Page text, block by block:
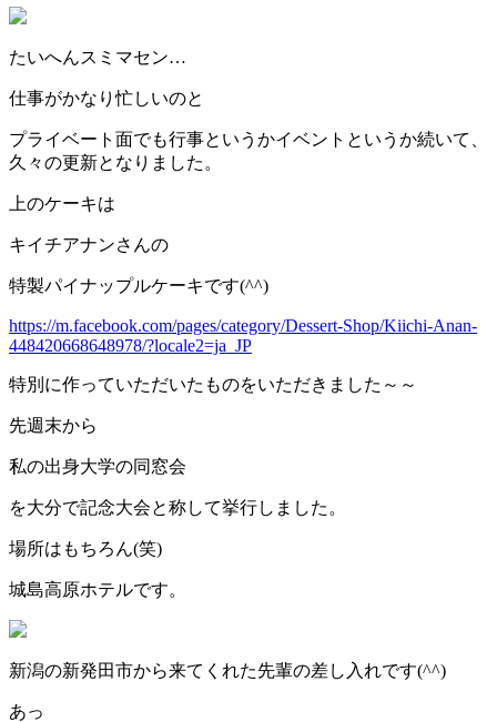
たいへんスミマセン…
仕事がかなり忙しいのと
プライベート面でも行事というかイベントというか続いて、
久々の更新となりました。
上のケーキは
キイチアナンさんの
特製パイナップルケーキです(^^)
https://m.facebook.com/pages/category/Dessert-Shop/Kiichi-Anan-
448420668648978/?locale2=ja_JP
特別に作っていただいたものをいただきました～～
先週末から
私の出身大学の同窓会
を大分で記念大会と称して挙行しました。
場所はもちろん(笑)
城島高原ホテルです。
新潟の新発田市から来てくれた先輩の差し入れです(^^)
あっ